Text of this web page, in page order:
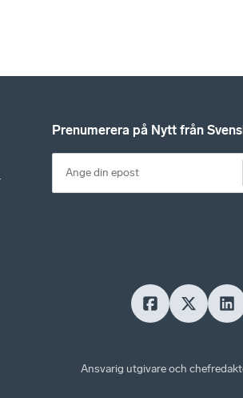
Prenumerera på Nytt från
Ansvarig utgivare och